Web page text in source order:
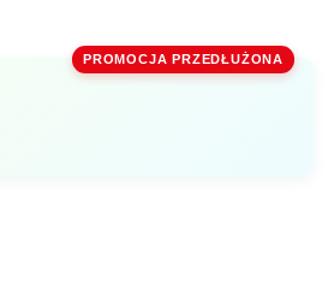
PROMOCJA PRZEDŁUŻONA